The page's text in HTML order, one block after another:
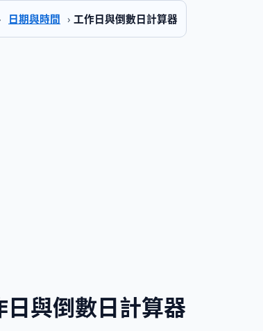
日期與時間 › 工作日與倒數日計算器
日與倒數日計算器